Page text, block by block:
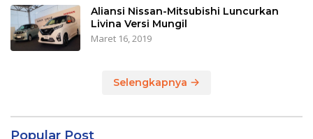
Aliansi Nissan-Mitsubishi Luncurkan
Livina Versi Mungil
Maret 16, 2019
Selengkapnya
Popular Post